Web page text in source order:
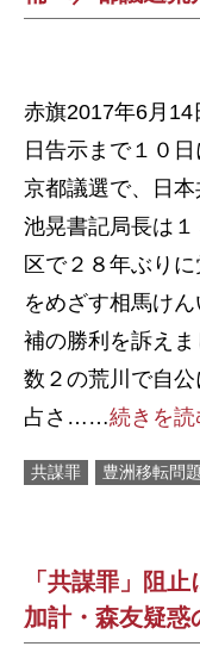
赤旗2017年6月
日告示まで１０
京都議選で、日
池晃書記局長は１
区で２８年ぶり
をめざす相馬け
補の勝利を訴えま
数２の荒川で自
占さ……続きを読
共謀罪 豊洲移転問題
「共謀罪」阻
加計・森友疑惑